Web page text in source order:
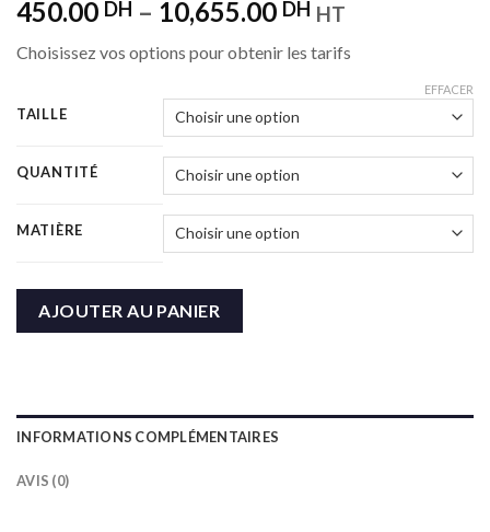
450.00 DH – 10,655.00 DH HT
Choisissez vos options pour obtenir les tarifs
TAILLE
QUANTITÉ
MATIÈRE
EFFACER
AJOUTER AU PANIER
INFORMATIONS COMPLÉMENTAIRES
AVIS (0)